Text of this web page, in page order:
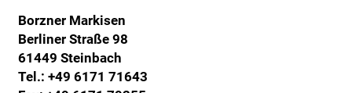
Borzner Markisen
Berliner Straße 98
61449 Steinbach
Tel.:+49 6171 71643